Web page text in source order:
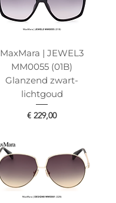
MaxMara | JEWEL3
MM0055 (01B)
Glanzend zwart-
lichtgoud
Prijs
€ 229,00